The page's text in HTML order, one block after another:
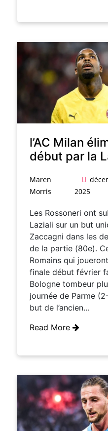
l’AC Milan
début par la
Maren
Morris
2025
Les Rossoneri ont
Laziali sur un but
Zaccagni dans les
de la partie (80e).
Romains qui
finale début février
Bologne tombeur
journée de Parme
but de l’ancien…
Read More